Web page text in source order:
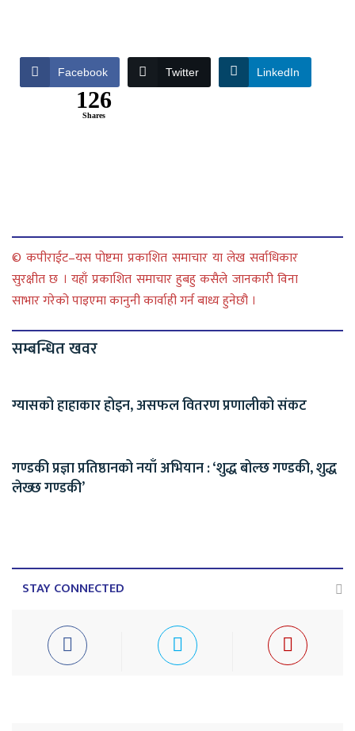
Facebook Twitter LinkedIn
126
Shares
© कपीराईट–यस पोष्टमा प्रकाशित समाचार या लेख सर्वाधिकार
सुरक्षीत छ । यहाँ प्रकाशित समाचार हुबहु कसैले जानकारी विना
साभार गरेको पाइएमा कानुनी कार्वाही गर्न बाध्य हुनेछौ ।
सम्बन्धित खवर
ग्यासको हाहाकार होइन, असफल वितरण प्रणालीको संकट
गण्डकी प्रज्ञा प्रतिष्ठानको नयाँ अभियान : ‘शुद्ध बोल्छ गण्डकी, शुद्ध
लेख्छ गण्डकी’
STAY CONNECTED